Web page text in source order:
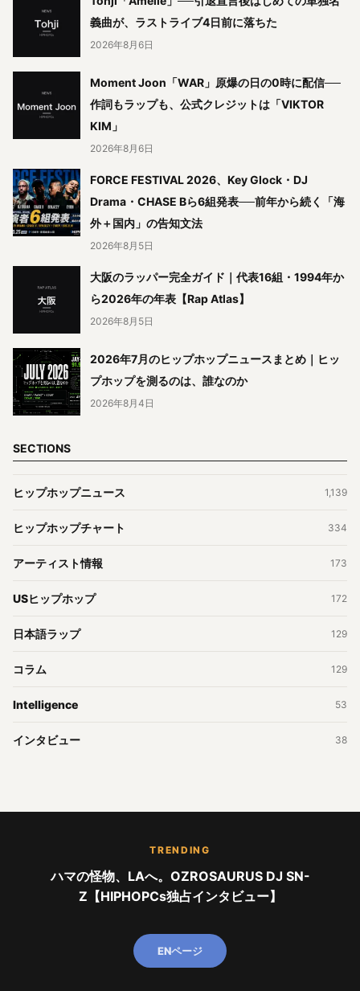
義曲が、ラストライブ4日前に落ちた
2026年8月6日
Moment Joon「WAR」原爆の日の0時に配信──
作詞もラップも、公式クレジットは「VIKTOR
KIM」
2026年8月6日
FORCE FESTIVAL 2026、Key Glock・DJ
Drama・CHASE Bら6組発表──前年から続く「海
外＋国内」の告知文法
2026年8月5日
大阪のラッパー完全ガイド｜代表16組・1994年か
ら2026年の年表【Rap Atlas】
2026年8月5日
2026年7月のヒップホップニュースまとめ｜ヒッ
プホップを測るのは、誰なのか
2026年8月4日
SECTIONS
ヒップホップニュース 1,139
ヒップホップチャート 334
アーティスト情報 173
USヒップホップ 172
日本語ラップ 129
コラム 129
Intelligence 53
インタビュー 38
TRENDING
ハマの怪物、LAへ。OZROSAURUS DJ SN-
Z【HIPHOPCs独占インタビュー】
ENページ